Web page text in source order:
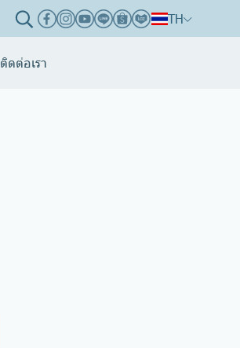
TH
ติดต่อเรา